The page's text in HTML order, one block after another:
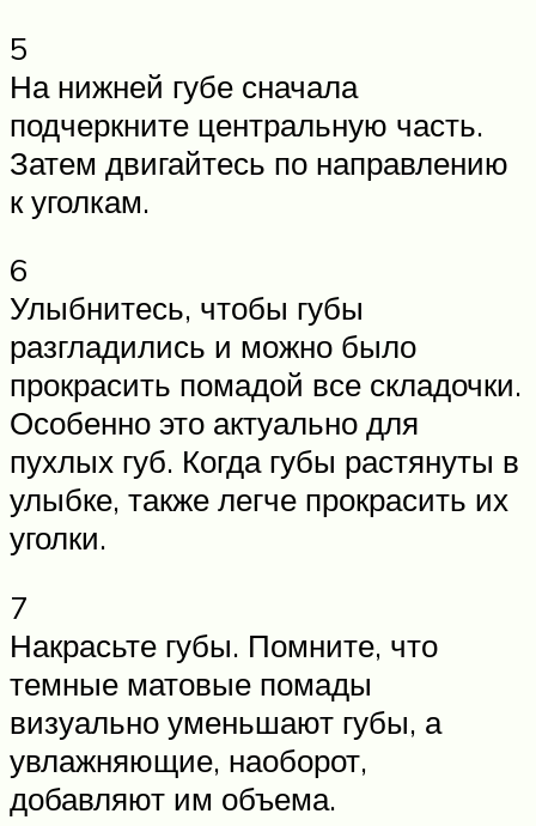
5
На нижней губе сначала
подчеркните центральную часть.
Затем двигайтесь по направлению
к уголкам.
6
Улыбнитесь, чтобы губы
разгладились и можно было
прокрасить помадой все складочки.
Особенно это актуально для
пухлых губ. Когда губы растянуты в
улыбке, также легче прокрасить их
уголки.
7
Накрасьте губы. Помните, что
темные матовые помады
визуально уменьшают губы, а
увлажняющие, наоборот,
добавляют им объема.